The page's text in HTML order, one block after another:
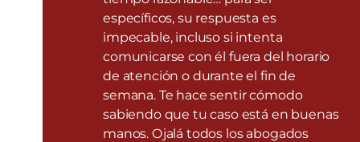
específicos, su respuesta es
impecable, incluso si intenta
comunicarse con él fuera del horario
de atención o durante el fin de
semana. Te hace sentir cómodo
sabiendo que tu caso está en buenas
manos. Ojalá todos los abogados